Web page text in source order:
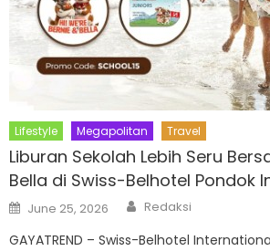
Lifestyle Megapolitan Travel
Liburan Sekolah Lebih Seru
Bella di Swiss-Belhotel Pondok
Posted
on
June 25, 2026 Author
Redaksi
GAYATREND – Swiss-Belhotel